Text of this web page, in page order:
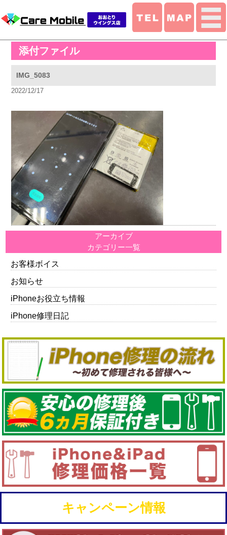
添付ファイル
IMG_5083
2022/12/17
アーカイブ
カテゴリー一覧
お客様ボイス
お知らせ
iPhoneお役立ち情報
iPhone修理日記
キャンペーン情報